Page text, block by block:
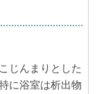
じんまりとした
に浴室は析出物